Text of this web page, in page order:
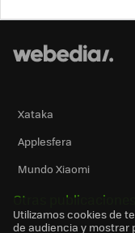
Xataka
Applesfera
Mundo Xiaomi
Otras publicaciones
Utilizamos cookies de
de audiencia y mostrar